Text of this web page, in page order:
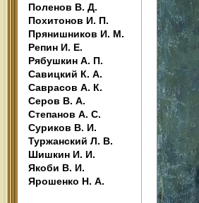
Поленов В. Д.
Похитонов И. П.
Прянишников И. М.
Репин И. Е.
Рябушкин А. П.
Савицкий К. А.
Саврасов А. К.
Серов В. А.
Степанов А. С.
Суриков В. И.
Туржанский Л. В.
Шишкин И. И.
Якоби В. И.
Ярошенко Н. А.